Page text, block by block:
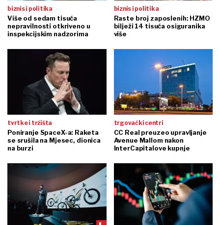
biznis i politika
Više od sedam tisuća
nepravilnosti otkriveno u
inspekcijskim nadzorima
biznis i politika
Raste broj zaposlenih: HZMO
bilježi 14 tisuća osiguranika
više
tvrtke i tržišta
Poniranje SpaceX-a: Raketa
se srušila na Mjesec, dionica
na burzi
trgovački centri
CC Real preuzeo upravljanje
Avenue Mallom nakon
InterCapitalove kupnje